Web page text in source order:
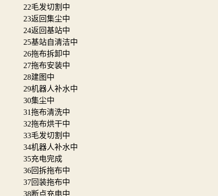
22毛发切割中
23返回集尘中
24返回基站中
25基站自清洁中
26拖布拆卸中
27拖布安装中
28建图中
29机器人补水中
30集尘中
31拖布清洗中
32拖布烘干中
33毛发切割中
34机器人补水中
35充电完成
36回拆拖布中
37回装拖布中
38断点充电中